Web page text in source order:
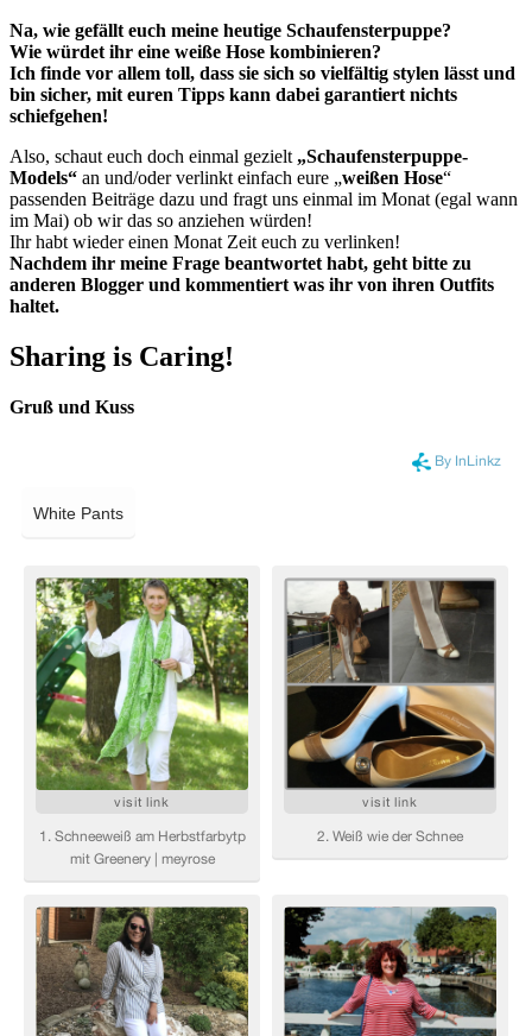
Na, wie gefällt euch meine heutige Schaufensterpuppe?
Wie würdet ihr eine weiße Hose kombinieren?
Ich finde vor allem toll, dass sie sich so vielfältig stylen lässt und
bin sicher, mit euren Tipps kann dabei garantiert nichts
schiefgehen!
Also, schaut euch doch einmal gezielt „Schaufensterpuppe-
Models“ an und/oder verlinkt einfach eure „weißen Hose“
passenden Beiträge dazu und fragt uns einmal im Monat (egal wann
im Mai) ob wir das so anziehen würden!
Ihr habt wieder einen Monat Zeit euch zu verlinken!
Nachdem ihr meine Frage beantwortet habt, geht bitte zu
anderen Blogger und kommentiert was ihr von ihren Outfits
haltet.
Sharing is Caring!
Gruß und Kuss